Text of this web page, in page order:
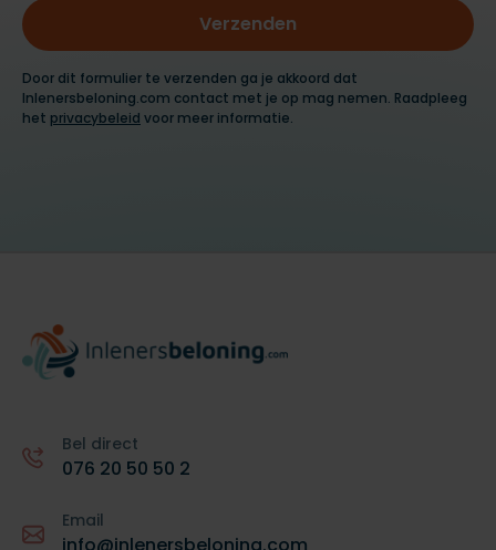
Door dit formulier te verzenden ga je akkoord dat
Inlenersbeloning.com contact met je op mag nemen. Raadpleeg
het privacybeleid voor meer informatie.
Bel direct
076 20 50 50 2
Email